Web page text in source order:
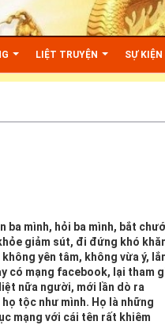
LIỆT TRUYỆN SỰ KIỆN
ba mình, hỏi ba mình, bắt
giảm sút, đi đứng khó
yên tâm, không vừa ý,
có mạng facebook, lại tham
nữa người, mới lần dò ra
tộc như mình. Họ là những
mạng với cái tên rất khiêm